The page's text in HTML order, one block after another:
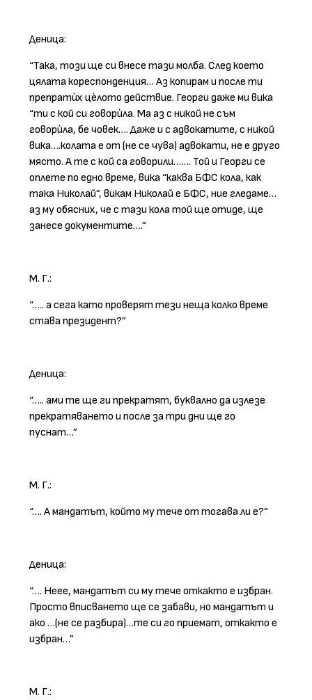
Деница:
“Така, този ще си внесе тази молба. След което
цялата кореспонденция… Аз копирам и после ти
препратѝх цѐлото действие. Георги даже ми вика
“ти с кой си говорѝла. Ма аз с никой не съм
говорѝла, бе човек…. Даже и с адвокатите, с никой
вика….колата е от (не се чува) адвокати, не е друго
място. А те с кой са говорили……. Той и Георги се
оплете по едно време, вика “каква БФС кола, как
така Николай”, викам Николай е БФС, ние гледаме…
аз му обясних, че с тази кола той ще отиде, ще
занесе документите….”
М. Г.:
“….. а сега като проверят тези неща колко време
става президент?”
Деница:
“….. ами те ще ги прекратят, буквално да излезе
прекратяването и после за три дни ще го
пуснат…”
М. Г.:
“…. А мандатът, който му тече от тогава ли е?”
Деница:
“…. Неее, мандатът си му тече откакто е избран.
Просто вписването ще се забави, но мандатът и
ако …(не се разбира)…те си го приемат, откакто е
избран…”
М. Г.: